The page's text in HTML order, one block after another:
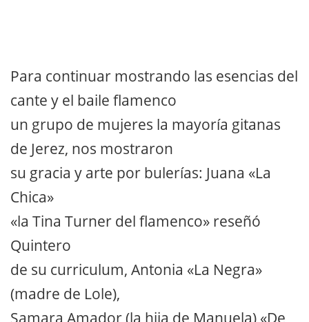
Para continuar mostrando las esencias del
cante y el baile flamenco
un grupo de mujeres la mayoría gitanas
de Jerez, nos mostraron
su gracia y arte por bulerías: Juana «La
Chica»
«la Tina Turner del flamenco» reseñó
Quintero
de su curriculum, Antonia «La Negra»
(madre de Lole),
Samara Amador (la hija de Manuela) «De